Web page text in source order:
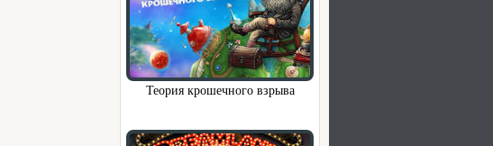
Теория крошечного взрыва